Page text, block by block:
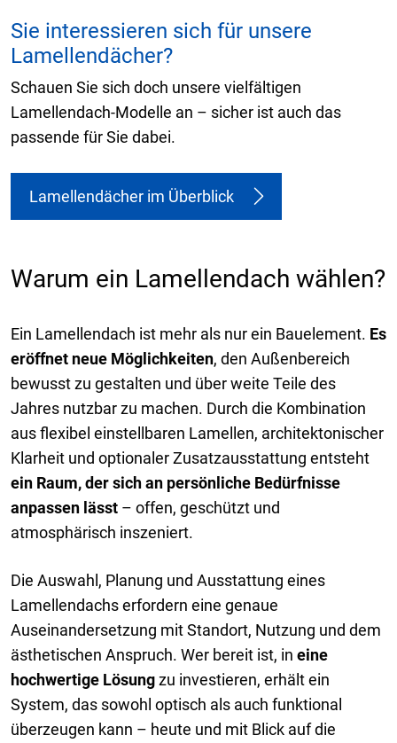
Sie interessieren sich für unsere
Lamellendächer?
Schauen Sie sich doch unsere vielfältigen
Lamellendach-Modelle an – sicher ist auch das
passende für Sie dabei.
Lamellendächer im Überblick
Warum ein Lamellendach wählen?
Ein Lamellendach ist mehr als nur ein Bauelement. Es
eröffnet neue Möglichkeiten, den Außenbereich
bewusst zu gestalten und über weite Teile des
Jahres nutzbar zu machen. Durch die Kombination
aus flexibel einstellbaren Lamellen, architektonischer
Klarheit und optionaler Zusatzausstattung entsteht
ein Raum, der sich an persönliche Bedürfnisse
anpassen lässt – offen, geschützt und
atmosphärisch inszeniert.
Die Auswahl, Planung und Ausstattung eines
Lamellendachs erfordern eine genaue
Auseinandersetzung mit Standort, Nutzung und dem
ästhetischen Anspruch. Wer bereit ist, in eine
hochwertige Lösungzu investieren, erhält ein
System, das sowohl optisch als auch funktional
überzeugen kann – heute und mit Blick auf die